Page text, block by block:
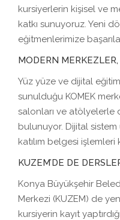
kursiyerlerin kişisel ve
katkı sunuyoruz. Yeni
eğitmenlerimize
MODERN
Yüz yüze ve dijital
sunulduğu KOMEK
salonları ve atölyelerle
bulunuyor. Dijital
katılım belgesi işlemleri
KUZEM’DE DE
Konya Büyükşehir
Merkezi (KUZEM) de
kursiyerin kayıt